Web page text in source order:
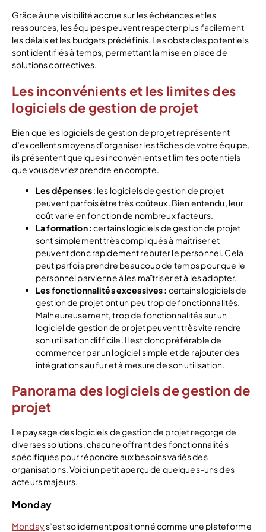
Grâce à une visibilité accrue sur les échéances et les
ressources, les équipes peuvent respecter plus facilement
les délais et les budgets prédéfinis. Les obstacles potentiels
sont identifiés à temps, permettant la mise en place de
solutions correctives.
Les inconvénients et les limites des
logiciels de gestion de projet
Bien que les logiciels de gestion de projet représentent
d’excellents moyens d’organiser les tâches de votre équipe,
ils présentent quelques inconvénients et limites potentiels
que vous devriez prendre en compte.
Les dépenses: les logiciels de gestion de projet
peuvent parfois être très coûteux. Bien entendu, leur
coût varie en fonction de nombreux facteurs.
La formation :certains logiciels de gestion de projet
sont simplement très compliqués à maîtriser et
peuvent donc rapidement rebuter le personnel. Cela
peut parfois prendre beaucoup de temps pour que le
personnel parvienne à les maîtriser et à les adopter.
Les fonctionnalités excessives : certains logiciels de
gestion de projet ont un peu trop de fonctionnalités.
Malheureusement, trop de fonctionnalités sur un
logiciel de gestion de projet peuvent très vite rendre
son utilisation difficile. Il est donc préférable de
commencer par un logiciel simple et de rajouter des
intégrations au fur et à mesure de son utilisation.
Panorama des logiciels de gestion de
projet
Le paysage des logiciels de gestion de projet regorge de
diverses solutions, chacune offrant des fonctionnalités
spécifiques pour répondre aux besoins variés des
organisations. Voici un petit aperçu de quelques-uns des
acteurs majeurs.
Monday
Mondays’est solidement positionné comme une plateforme